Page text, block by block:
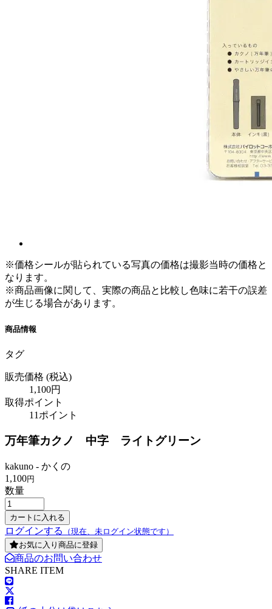
※価格シールが貼られている写真の価格は撮影当時の価格と
なります。
※商品画像に関して、実際の商品と比較し色味に若干の誤差
が生じる場合があります。
商品情報
タグ
販売価格 (税込)
1,100円
取得ポイント
11ポイント
万年筆カクノ 中字 ライトグリーン
kakuno - かくの
1,100円
数量
ログインする
（現在、未ログイン状態です）
お気に入り商品に登録
商品のお問い合わせ
SHARE ITEM